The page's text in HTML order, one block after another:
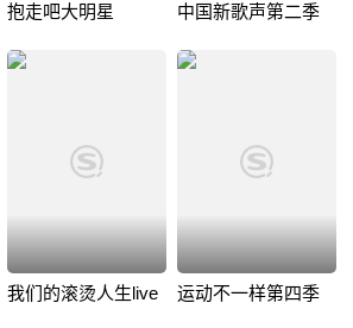
抱走吧大明星 中国新歌声第二季
我们的滚烫人生live 运动不一样第四季